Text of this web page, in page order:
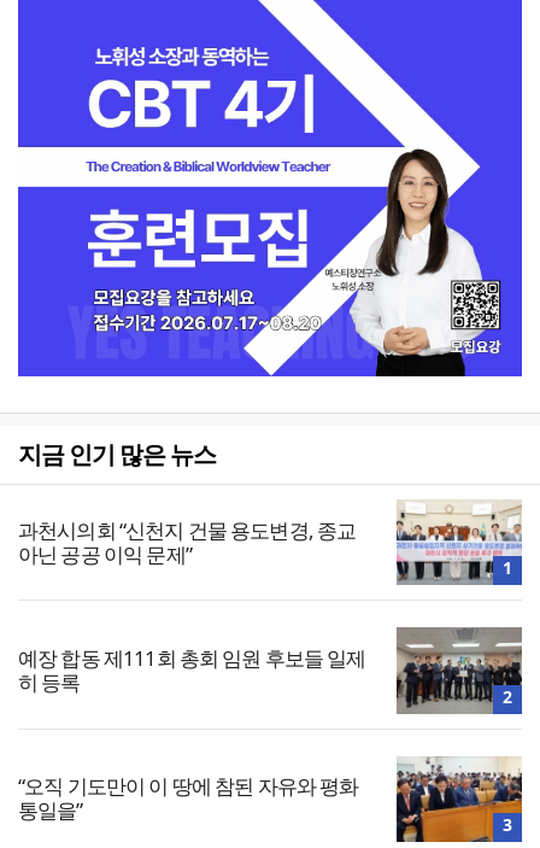
지금 인기 많은 뉴스
과천시의회 “신천지 건물 용도변경, 종교
아닌 공공 이익 문제”
1
예장 합동 제111회 총회 임원 후보들 일제
히 등록
2
“오직 기도만이 이 땅에 참된 자유와 평화
통일을”
3